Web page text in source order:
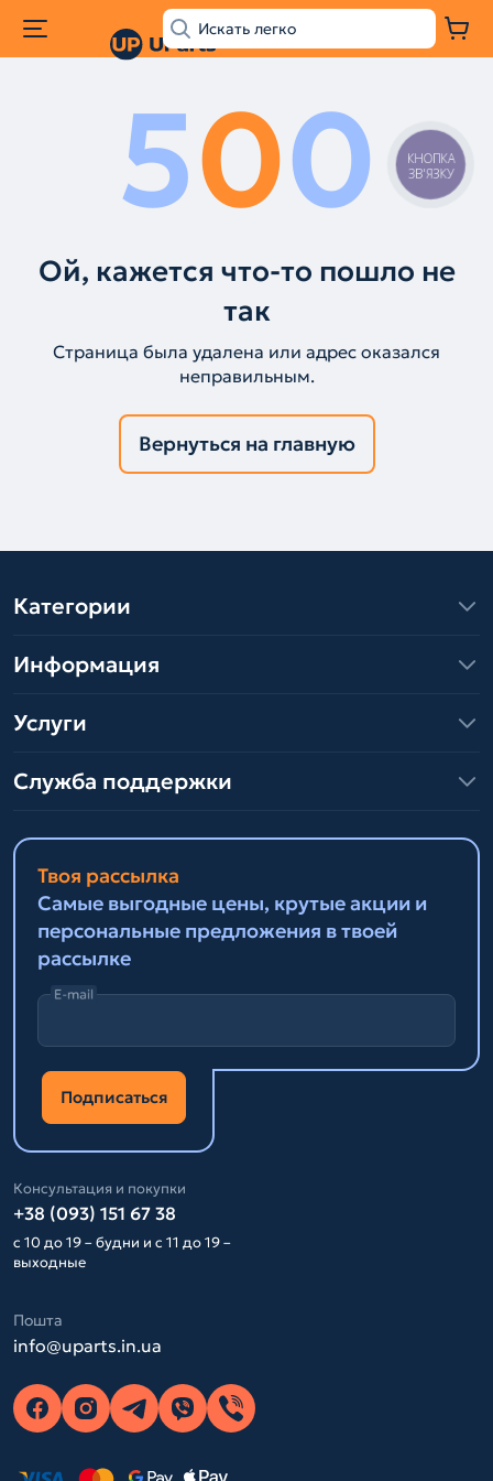
500
Ой, кажется что-то пошло не
так
Страница была удалена или адрес оказался
неправильным.
Вернуться на главную
Категории
Информация
Услуги
Служба поддержки
Твоя рассылка
Самые выгодные цены, крутые акции и
персональные предложения в твоей
рассылке
E-mail
Подписаться
Консультация и покупки
+38 (093) 151 67 38
с 10 до 19 – будни и с 11 до 19 –
выходные
Пошта
info@uparts.in.ua
КНОПКА
ЗВ'ЯЗКУ